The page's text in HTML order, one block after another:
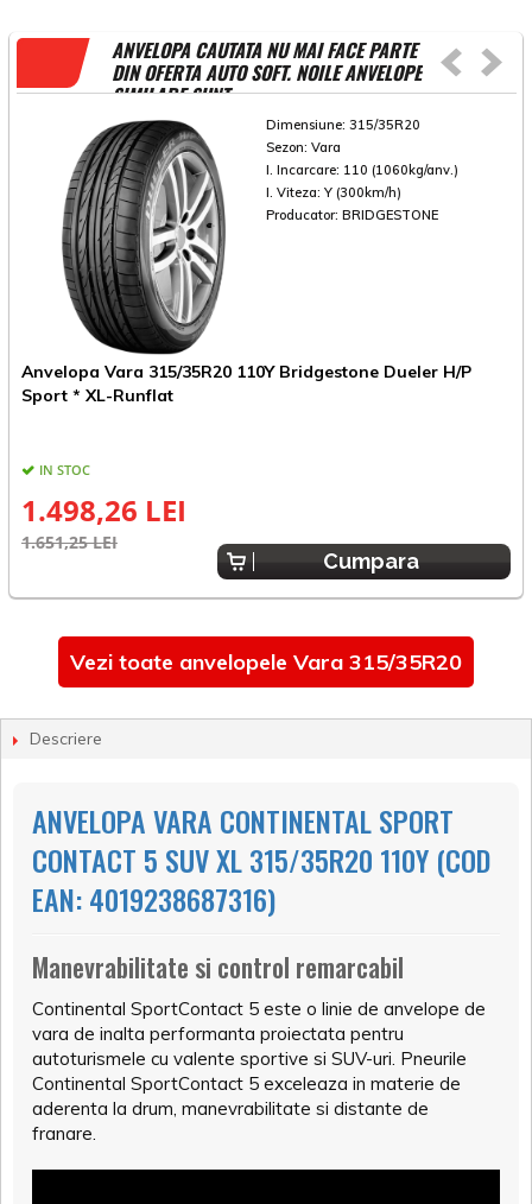
ANVELOPA CAUTATA NU MAI FACE PARTE
DIN OFERTA AUTO SOFT. NOILE ANVELOPE
SIMILARE SUNT
Dimensiune: 315/35R20
Sezon: Vara
I. Incarcare: 110 (1060kg/anv.)
I. Viteza: Y (300km/h)
Producator: BRIDGESTONE
Anvelopa Vara 315/35R20 110Y Bridgestone Dueler H/P
Sport * XL-Runflat
IN STOC
1.498,26 LEI
1.651,25 LEI
Cumpara
Vezi toate anvelopele Vara 315/35R20
Descriere
ANVELOPA VARA CONTINENTAL SPORT
CONTACT 5 SUV XL 315/35R20 110Y (COD
EAN: 4019238687316)
Manevrabilitate si control remarcabil
Continental SportContact 5 este o linie de anvelope de
vara de inalta performanta proiectata pentru
autoturismele cu valente sportive si SUV-uri. Pneurile
Continental SportContact 5 exceleaza in materie de
aderenta la drum, manevrabilitate si distante de
franare.